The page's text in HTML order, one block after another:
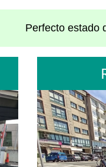
Perfecto estado